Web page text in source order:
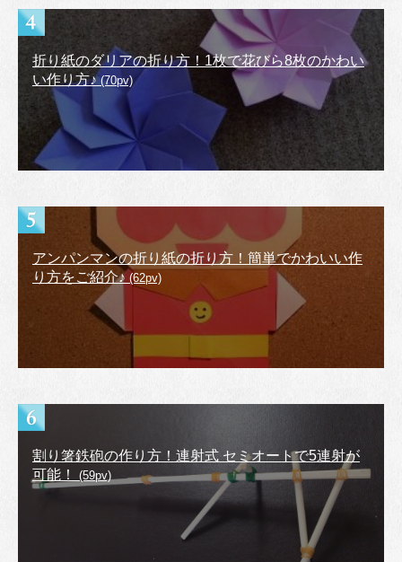
折り紙のダリアの折り方！1枚で花びら8枚のかわい
い作り方♪(70pv)
アンパンマンの折り紙の折り方！簡単でかわいい作
り方をご紹介♪ (62pv)
割り箸鉄砲の作り方！連射式 セミオートで5連射が
可能！
(59pv)